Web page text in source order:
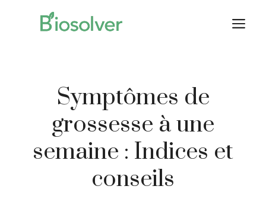
Symptômes de
grossesse à une
semaine : Indices et
conseils